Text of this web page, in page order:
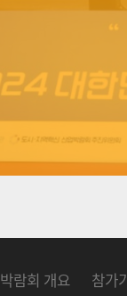
박람회 개요 참가